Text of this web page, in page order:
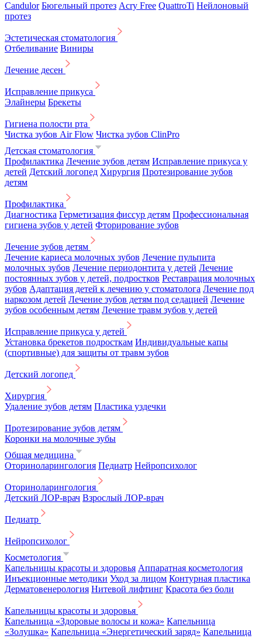
Candulor Бюгельный протез Acry Free QuattroTi Нейлоновый
протез
Эстетическая стоматология
Отбеливание Виниры
Лечение десен
Исправление прикуса
Элайнеры Брекеты
Гигиена полости рта
Чистка зубов Air Flow Чистка зубов ClinPro
Детская стоматология
Профилактика Лечение зубов детям Исправление прикуса у
детей Детский логопед Хирургия Протезирование зубов
детям
Профилактика
Диагностика Герметизация фиссур детям Профессиональная
гигиена зубов у детей Фторирование зубов
Лечение зубов детям
Лечение кариеса молочных зубов Лечение пульпита
молочных зубов Лечение периодонтита у детей Лечение
постоянных зубов у детей, подростков Реставрация молочных
зубов Адаптация детей к лечению у стоматолога Лечение под
наркозом детей Лечение зубов детям под седацией Лечение
зубов особенным детям Лечение травм зубов у детей
Исправление прикуса у детей
Установка брекетов подросткам Индивидуальные капы
(спортивные) для защиты от травм зубов
Детский логопед
Хирургия
Удаление зубов детям Пластика уздечки
Протезирование зубов детям
Коронки на молочные зубы
Общая медицина
Оториноларингология Педиатр Нейропсихолог
Оториноларингология
Детский ЛОР-врач Взрослый ЛОР-врач
Педиатр
Нейропсихолог
Косметология
Капельницы красоты и здоровья Аппаратная косметология
Инъекционные методики Уход за лицом Контурная пластика
Дерматовенерология Нитевой лифтинг Красота без боли
Капельницы красоты и здоровья
Капельница «Здоровые волосы и кожа» Капельница
«Золушка» Капельница «Энергетический заряд» Капельница